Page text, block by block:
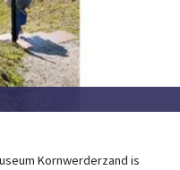
Kornwerderzand is